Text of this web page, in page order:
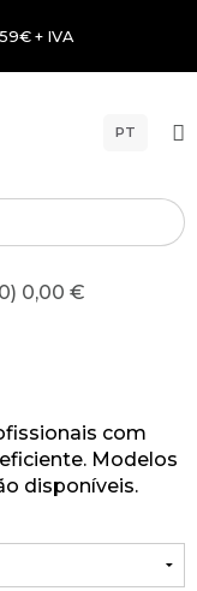
+ IVA
PT
0,00 €
com
Modelos
disponíveis.